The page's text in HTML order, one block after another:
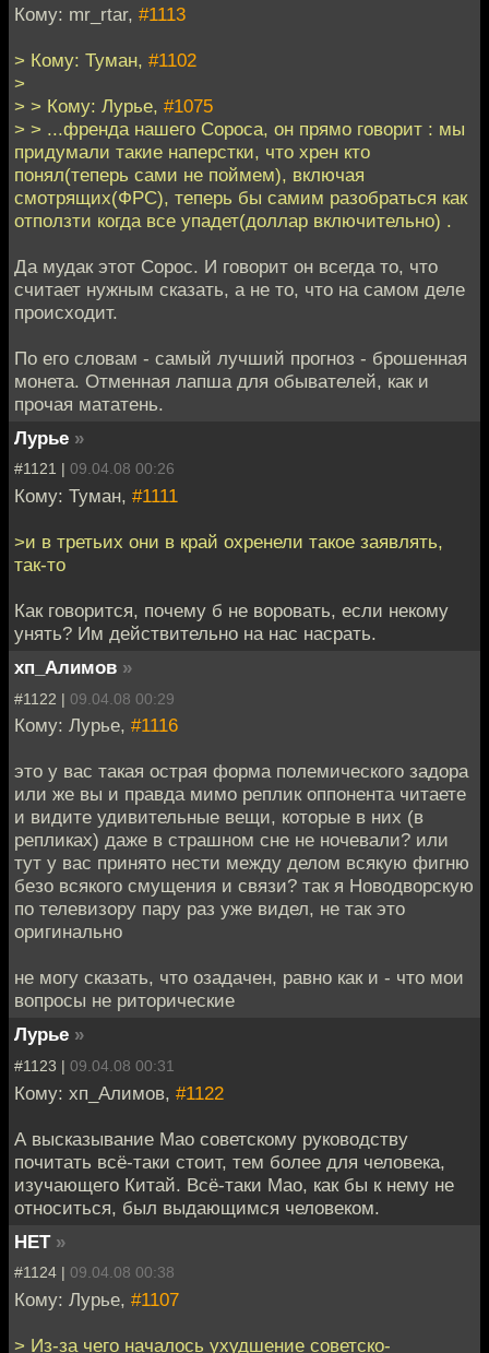
Кому: mr_rtar, #1113
> Кому: Туман, #1102
>
> > Кому: Лурье, #1075
> > ...френда нашего Сороса, он прямо говорит : мы
придумали такие наперстки, что хрен кто
понял(теперь сами не поймем), включая
смотрящих(ФРС), теперь бы самим разобраться как
отползти когда все упадет(доллар включительно) .
Да мудак этот Сорос. И говорит он всегда то, что
считает нужным сказать, а не то, что на самом деле
происходит.
По его словам - самый лучший прогноз - брошенная
монета. Отменная лапша для обывателей, как и
прочая мататень.
Лурье »
#1121 | 09.04.08 00:26
Кому: Туман, #1111
>и в третьих они в край охренели такое заявлять,
так-то
Как говорится, почему б не воровать, если некому
унять? Им действительно на нас насрать.
хп_Алимов »
#1122 | 09.04.08 00:29
Кому: Лурье, #1116
это у вас такая острая форма полемического задора
или же вы и правда мимо реплик оппонента читаете
и видите удивительные вещи, которые в них (в
репликах) даже в страшном сне не ночевали? или
тут у вас принято нести между делом всякую фигню
безо всякого смущения и связи? так я Новодворскую
по телевизору пару раз уже видел, не так это
оригинально
не могу сказать, что озадачен, равно как и - что мои
вопросы не риторические
Лурье »
#1123 | 09.04.08 00:31
Кому: хп_Алимов, #1122
А высказывание Мао советскому руководству
почитать всё-таки стоит, тем более для человека,
изучающего Китай. Всё-таки Мао, как бы к нему не
относиться, был выдающимся человеком.
НЕТ »
#1124 | 09.04.08 00:38
Кому: Лурье, #1107
> Из-за чего началось ухудшение советско-